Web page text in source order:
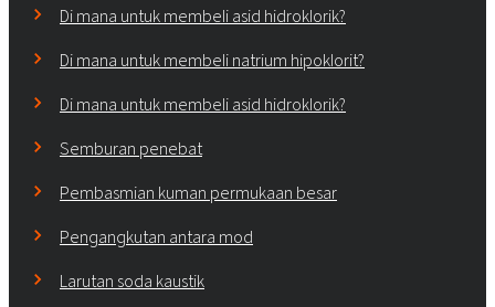
Di mana untuk membeli asid hidroklorik?
Di mana untuk membeli natrium hipoklorit?
Di mana untuk membeli asid hidroklorik?
Semburan penebat
Pembasmian kuman permukaan besar
Pengangkutan antara mod
Larutan soda kaustik